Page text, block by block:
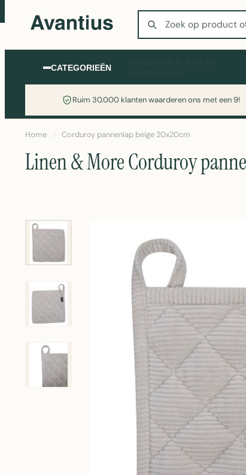
Zoeken
CATEGORIEËN
Ruim 30.000 klanten waarderen ons met een 9!
Home / Corduroy pannenlap beige 20x20cm
Linen & More Corduroy